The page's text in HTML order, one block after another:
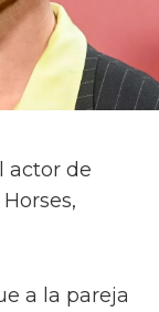
actor de
a la pareja